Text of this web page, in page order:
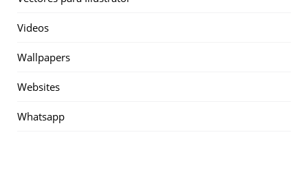
Videos
Wallpapers
Websites
Whatsapp